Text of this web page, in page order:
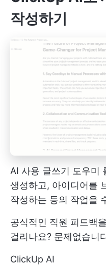
작성하기
AI 사용 글쓰기 도우미
생성하고, 아이디어를
작성하는 등의 작업을
공식적인 직원 피드백
걸리나요? 문제없습니
ClickUp AI